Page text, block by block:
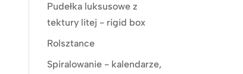
Pudełka luksusowe z
tektury litej - rigid box
Rolsztance
Spiralowanie - kalendarze,